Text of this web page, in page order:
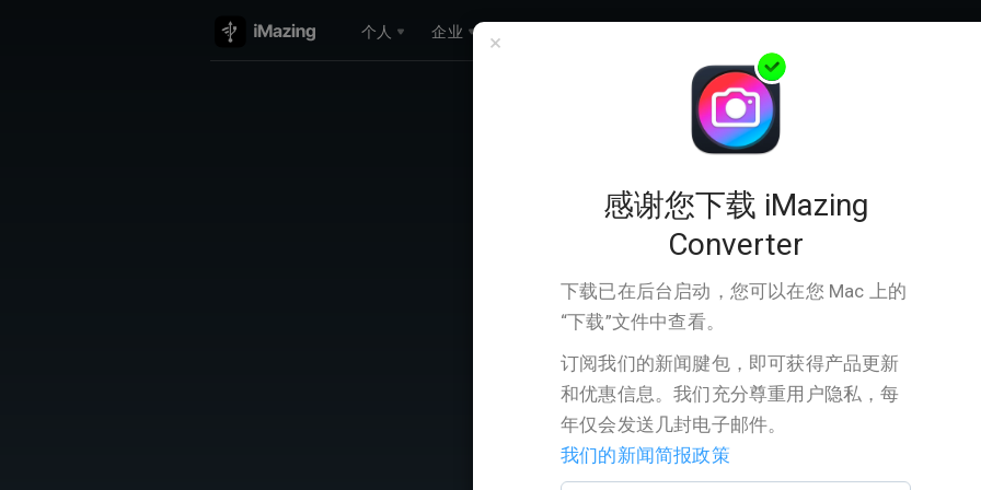
个人 企业
Thank you for downloading
iMazing Converter for
Windows
版本:
2.0.14
发布
日期:
Jul 14, 2026
大小:
40.8 MB
兼容
性:
Windows 7 or higher
×
感谢您下载 iMazing
Converter
下载已在后台启动，您可以在您 Mac 上的
“下载”文件中查看。
订阅我们的新闻腱包，即可获得产品更新
和优惠信息。我们充分尊重用户隐私，每
年仅会发送几封电子邮件。
我们的新闻简报政策